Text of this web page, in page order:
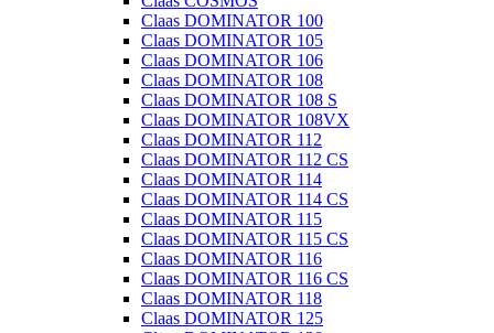
Claas DOMINATOR 100
Claas DOMINATOR 105
Claas DOMINATOR 106
Claas DOMINATOR 108
Claas DOMINATOR 108 S
Claas DOMINATOR 108VX
Claas DOMINATOR 112
Claas DOMINATOR 112 CS
Claas DOMINATOR 114
Claas DOMINATOR 114 CS
Claas DOMINATOR 115
Claas DOMINATOR 115 CS
Claas DOMINATOR 116
Claas DOMINATOR 116 CS
Claas DOMINATOR 118
Claas DOMINATOR 125